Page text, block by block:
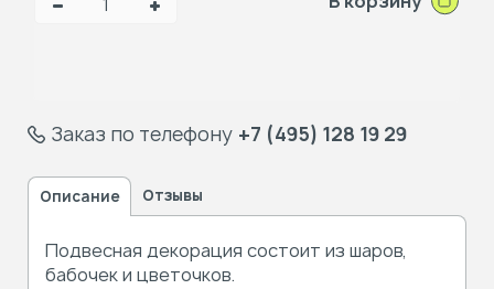
Заказ по телефону +7 (495) 128 19 29
Описание Отзывы
Подвесная декорация состоит из шаров,
бабочек и цветочков.